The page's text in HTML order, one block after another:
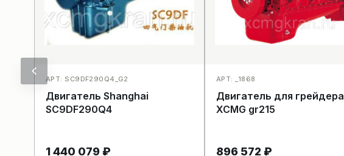
АРТ: SC9DF290Q4_G2
Двигатель Shanghai
SC9DF290Q4
1 440 079₽
АРТ: _1868
Двигатель для грейдера
XCMG gr215
896 572₽